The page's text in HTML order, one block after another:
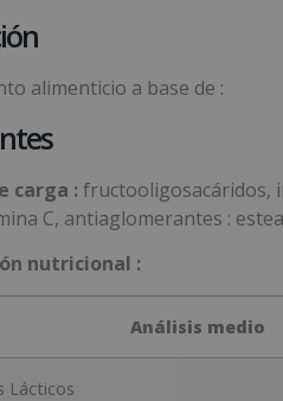
alimenticio a base de :
carga :fructooligosacáridos,
C, antiaglomerantes :
nutricional :
Análisis medio
Lácticos